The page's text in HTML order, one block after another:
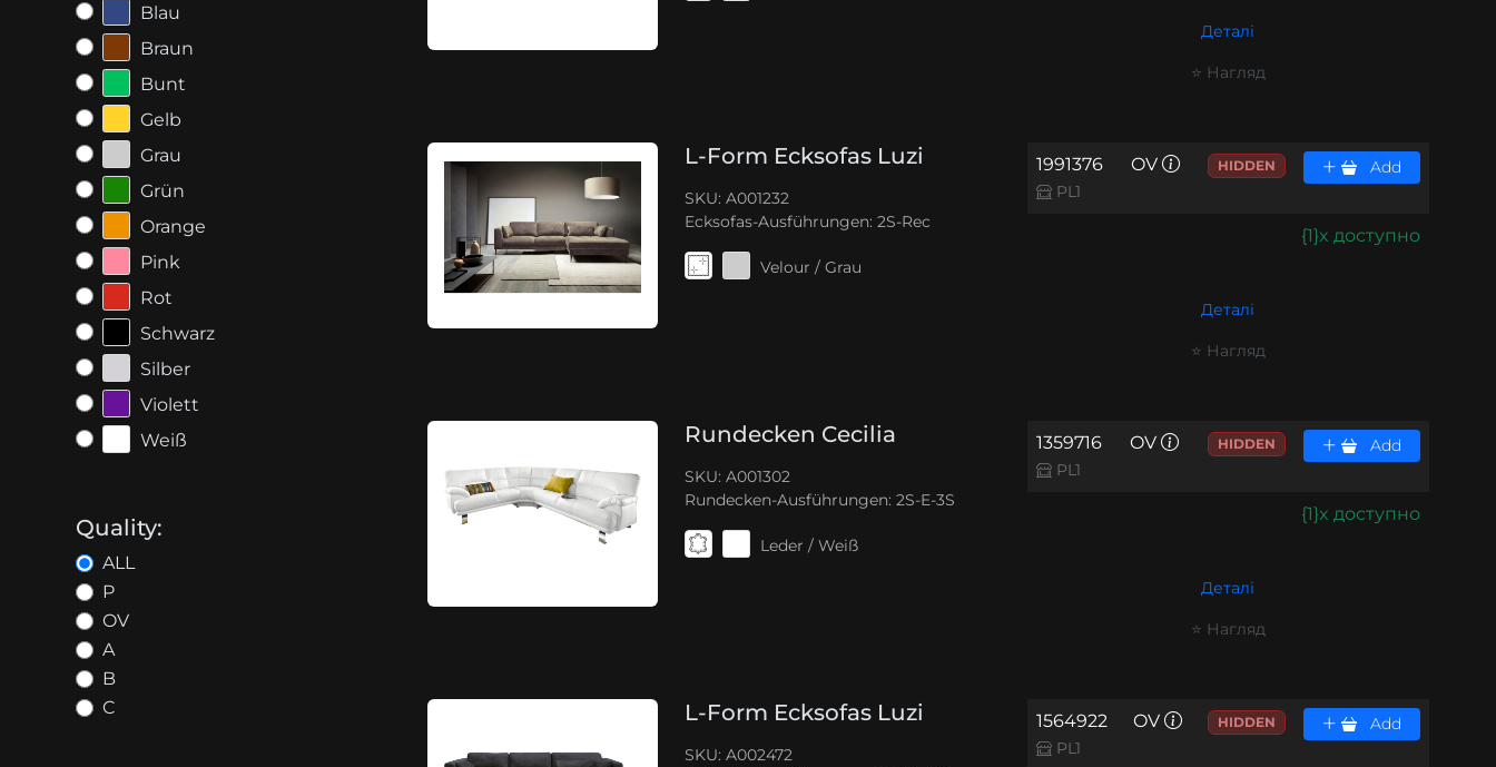
Blau
Braun
Bunt
Gelb
Grau
Grün
Orange
Pink
Rot
Schwarz
Silber
Violett
Weiß
Quality:
ALL
P
OV
A
B
C
Деталі
⭐ Нагляд
L-Form Ecksofas Luzi
SKU: A001232
Ecksofas-Ausführungen: 2S-Rec
Velour / Grau
1991376
PL1
OV HIDDEN Add
{1}x доступно
Деталі
⭐ Нагляд
Rundecken Cecilia
SKU: A001302
Rundecken-Ausführungen: 2S-E-3S
Leder / Weiß
1359716
PL1
OV HIDDEN Add
{1}x доступно
Деталі
⭐ Нагляд
L-Form Ecksofas Luzi
SKU: A002472
1564922
PL1
OV HIDDEN Add